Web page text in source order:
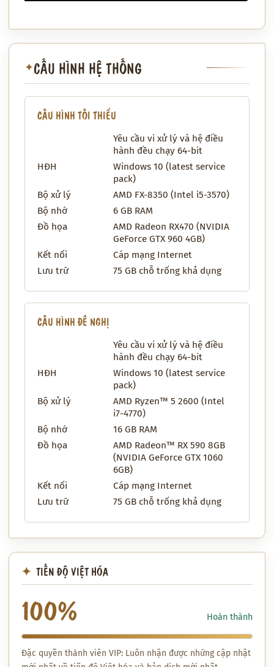
✦CẤU HÌNH HỆ THỐNG
CẤU HÌNH TỐI THIỂU
Yêu cầu vi xử lý và hệ điều
hành đều chạy 64-bit
HĐH
Windows 10 (latest service
pack)
Bộ xử lý
AMD FX-8350 (Intel i5-3570)
Bộ nhớ
6 GB RAM
Đồ họa
AMD Radeon RX470 (NVIDIA
GeForce GTX 960 4GB)
Kết nối
Cáp mạng Internet
Lưu trữ
75 GB chỗ trống khả dụng
CẤU HÌNH ĐỀ NGHỊ
Yêu cầu vi xử lý và hệ điều
hành đều chạy 64-bit
HĐH
Windows 10 (latest service
pack)
Bộ xử lý
AMD Ryzen™ 5 2600 (Intel
i7-4770)
Bộ nhớ
16 GB RAM
Đồ họa
AMD Radeon™ RX 590 8GB
(NVIDIA GeForce GTX 1060
6GB)
Kết nối
Cáp mạng Internet
Lưu trữ
75 GB chỗ trống khả dụng
TIẾN ĐỘ VIỆT HÓA
100% Hoàn thành
Đặc quyền thành viên VIP: Luôn nhận được những cập nhật